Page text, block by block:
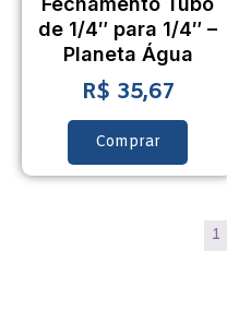
de 1/4″ para 1/4″ –
Planeta Água
R$ 35,67
Comprar
1